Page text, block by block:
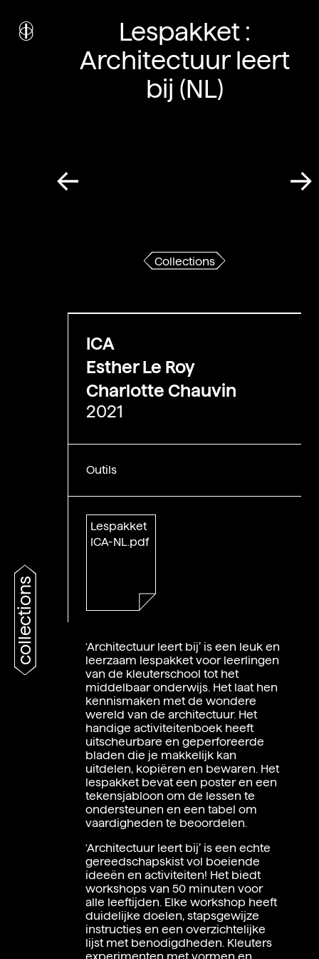
collections
i culturel
rchitecture
Wallonie-Bruxelles
Lespakket :
Architectuur leert
bij (NL)
Collections
‘Architectuur leert bij’ is een leuk en
leerzaam lespakket voor leerlingen
van de kleuterschool tot het
middelbaar onderwijs. Het laat hen
kennismaken met de wondere
wereld van de architectuur. Het
handige activiteitenboek heeft
uitscheurbare en geperforeerde
bladen die je makkelijk kan
uitdelen, kopiëren en bewaren. Het
lespakket bevat een poster en een
tekensjabloon om de lessen te
ondersteunen en een tabel om
vaardigheden te beoordelen.
‘Architectuur leert bij’ is een echte
gereedschapskist vol boeiende
ideeën en activiteiten! Het biedt
workshops van 50 minuten voor
alle leeftijden. Elke workshop heeft
duidelijke doelen, stapsgewijze
instructies en een overzichtelijke
lijst met benodigdheden. Kleuters
experimenten met vormen en
ICA
Esther Le Roy
Charlotte Chauvin
2021
Outils
Lespakket
ICA-NL.pdf